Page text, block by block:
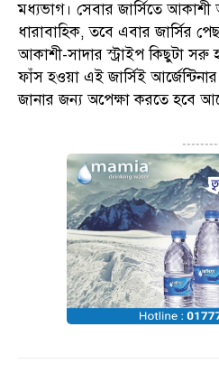
মধ্যভাগ। সেবার জার্সিতে আকাশী
ধারাবাহিক, তবে এবার জার্সির
আকাশী-সাদার স্ট্রাইপ কিছুটা সরু
ফাঁস হওয়া এই জার্সিই আর্জেন্টিনার
জানার জন্য অপেক্ষা করতে হবে